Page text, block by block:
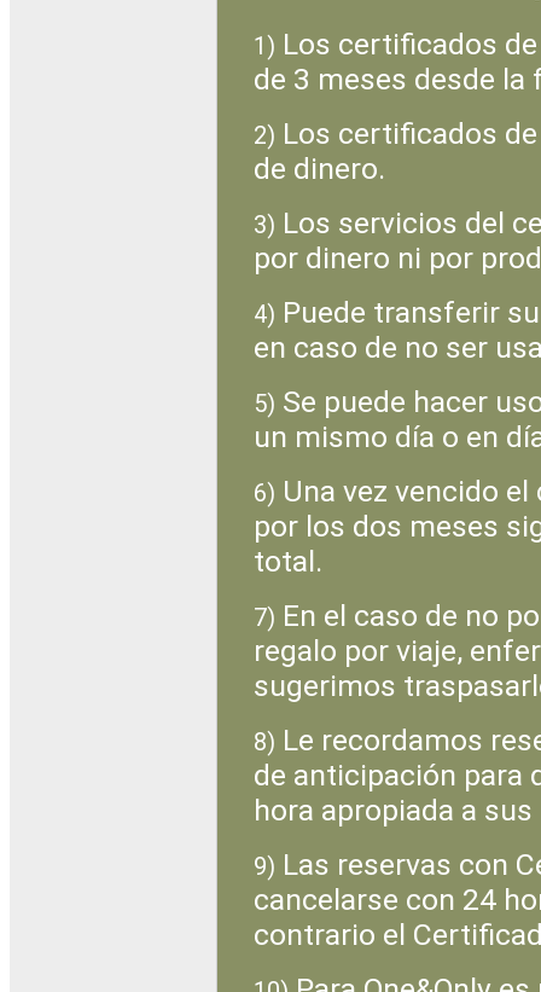
1) Los certificados
de 3 meses desde la
2) Los certificados
de dinero.
3) Los servicios del
por dinero ni por
4) Puede transferir
en caso de no ser
5) Se puede hacer
un mismo día o en
6) Una vez vencido
por los dos meses
total.
7) En el caso de no
regalo por viaje,
sugerimos
8) Le recordamos
de anticipación para
hora apropiada a
9) Las reservas con
cancelarse con 24
contrario el